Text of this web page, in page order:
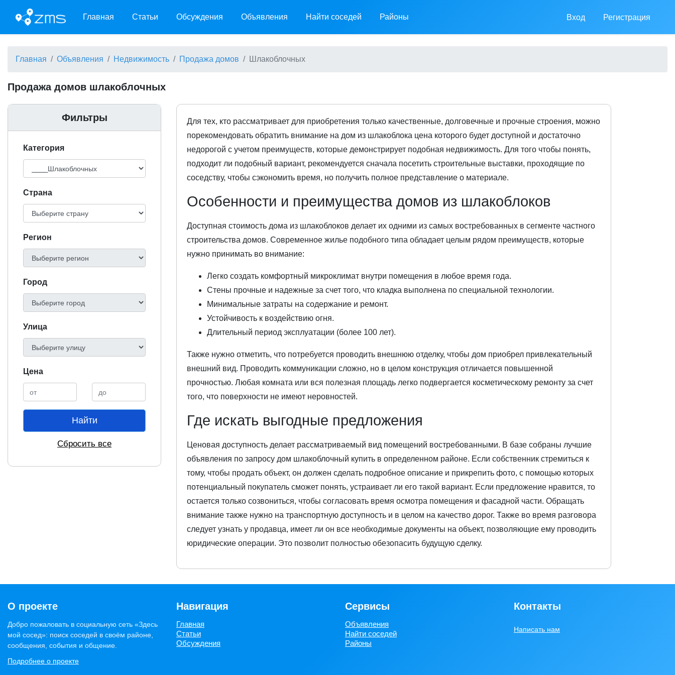
Главная Статьи Обсуждения Объявления Найти соседей Районы Вход Регистрация
Главная Объявления Недвижимость Продажа домов Шлакоблочных
Продажа домов шлакоблочных
Фильтры
Категория
Cтрана
Регион
Город
Улица
Цена
Найти
Сбросить все
Для тех, кто рассматривает для приобретения только качественные, долговечные и прочные строения, можно
порекомендовать обратить внимание на дом из шлакоблока цена которого будет доступной и достаточно
недорогой с учетом преимуществ, которые демонстрирует подобная недвижимость. Для того чтобы понять,
подходит ли подобный вариант, рекомендуется сначала посетить строительные выставки, проходящие по
соседству, чтобы сэкономить время, но получить полное представление о материале.
Особенности и преимущества домов из шлакоблоков
Доступная стоимость дома из шлакоблоков делает их одними из самых востребованных в сегменте частного
строительства домов. Современное жилье подобного типа обладает целым рядом преимуществ, которые
нужно принимать во внимание:
Легко создать комфортный микроклимат внутри помещения в любое время года.
Стены прочные и надежные за счет того, что кладка выполнена по специальной технологии.
Минимальные затраты на содержание и ремонт.
Устойчивость к воздействию огня.
Длительный период эксплуатации (более 100 лет).
Также нужно отметить, что потребуется проводить внешнюю отделку, чтобы дом приобрел привлекательный
внешний вид. Проводить коммуникации сложно, но в целом конструкция отличается повышенной
прочностью. Любая комната или вся полезная площадь легко подвергается косметическому ремонту за счет
того, что поверхности не имеют неровностей.
Где искать выгодные предложения
Ценовая доступность делает рассматриваемый вид помещений востребованными. В базе собраны лучшие
объявления по запросу дом шлакоблочный купить в определенном районе. Если собственник стремиться к
тому, чтобы продать объект, он должен сделать подробное описание и прикрепить фото, с помощью которых
потенциальный покупатель сможет понять, устраивает ли его такой вариант. Если предложение нравится, то
остается только созвониться, чтобы согласовать время осмотра помещения и фасадной части. Обращать
внимание также нужно на транспортную доступность и в целом на качество дорог. Также во время разговора
следует узнать у продавца, имеет ли он все необходимые документы на объект, позволяющие ему проводить
юридические операции. Это позволит полностью обезопасить будущую сделку.
О проекте
Добро пожаловать в социальную сеть «Здесь
мой сосед»: поиск соседей в своём районе,
сообщения, события и общение.
Подробнее о проекте
Навигация
Главная
Статьи
Обсуждения
Сервисы
Объявления
Найти соседей
Районы
Контакты
Написать нам